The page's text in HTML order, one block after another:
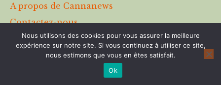
A propos de Cannanews
Contactez-nous
Cannalight.it
Disclaimer & transparence
Nous utilisons des cookies pour vous assurer la meilleure
expérience sur notre site. Si vous continuez à utiliser ce site,
nous estimons que vous en êtes satisfait.
Ok